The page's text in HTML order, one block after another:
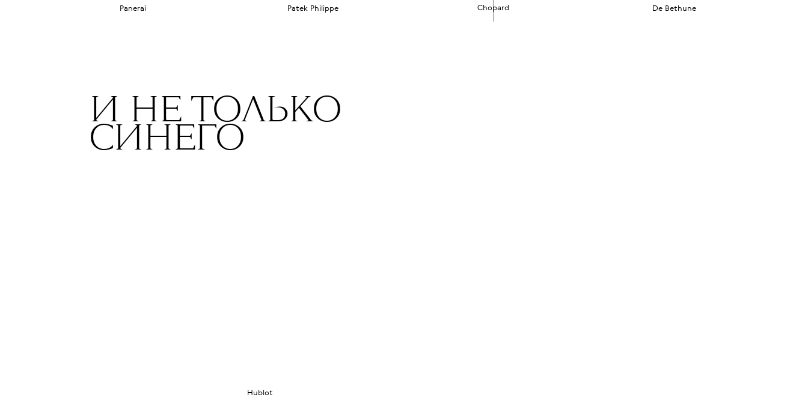
Chopard
Panerai Patek Philippe De Bethune
И НЕ ТОЛЬКО
СИНЕГО
Hublot